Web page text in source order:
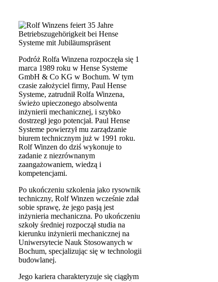
Podróż Rolfa Winzena rozpoczęła się 1
marca 1989 roku w Hense Systeme
GmbH & Co KG w Bochum. W tym
czasie założyciel firmy, Paul Hense
Systeme, zatrudnił Rolfa Winzena,
świeżo upieczonego absolwenta
inżynierii mechanicznej, i szybko
dostrzegł jego potencjał. Paul Hense
Systeme powierzył mu zarządzanie
biurem technicznym już w 1991 roku.
Rolf Winzen do dziś wykonuje to
zadanie z niezrównanym
zaangażowaniem, wiedzą i
kompetencjami.
Po ukończeniu szkolenia jako rysownik
techniczny, Rolf Winzen wcześnie zdał
sobie sprawę, że jego pasją jest
inżynieria mechaniczna. Po ukończeniu
szkoły średniej rozpoczął studia na
kierunku inżynierii mechanicznej na
Uniwersytecie Nauk Stosowanych w
Bochum, specjalizując się w technologii
budowlanej.
Jego kariera charakteryzuje się ciągłym